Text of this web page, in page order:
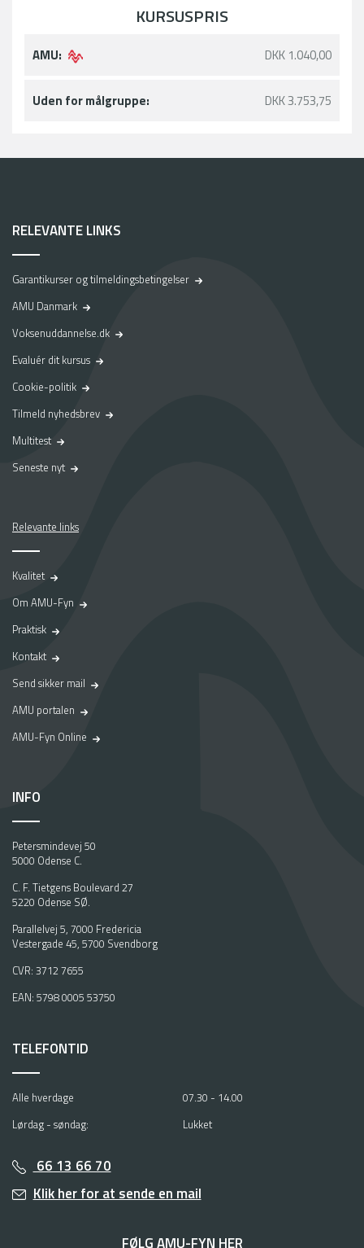
KURSUSPRIS
AMU: DKK 1.040,00
Uden for målgruppe: DKK 3.753,75
RELEVANTE LINKS
Garantikurser og tilmeldingsbetingelser
AMU Danmark
Voksenuddannelse.dk
Evaluér dit kursus
Cookie-politik
Tilmeld nyhedsbrev
Multitest
Seneste nyt
Relevante links
Kvalitet
Om AMU-Fyn
Praktisk
Kontakt
Send sikker mail
AMU portalen
AMU-Fyn Online
INFO
Petersmindevej 50
5000 Odense C.
C. F. Tietgens Boulevard 27
5220 Odense SØ.
Parallelvej 5, 7000 Fredericia
Vestergade 45, 5700 Svendborg
CVR: 3712 7655
EAN: 5798 0005 53750
TELEFONTID
Alle hverdage
07.30 - 14.00
Lørdag - søndag:
Lukket
66 13 66 70
Klik her for at sende en mail
FØLG AMU-FYN HER